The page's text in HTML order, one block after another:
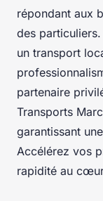
répondant aux
des
un transport
partenaire
Transports
garantissant
Accélérez vos
rapidité au